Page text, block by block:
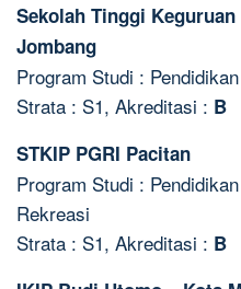
Sekolah Tinggi
Jombang
Program Studi :
Strata : S1, Akreditasi : B
STKIP PGRI Pacitan
Program Studi :
Rekreasi
Strata : S1, Akreditasi : B